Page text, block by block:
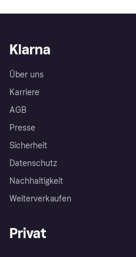
Klarna
Über uns
Karriere
AGB
Presse
Sicherheit
Datenschutz
Nachhaltigkeit
Weiterverkaufen
Privat